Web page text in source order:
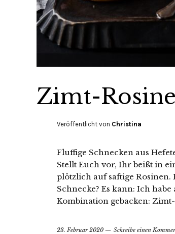
Zimt-
Veröffentlicht von Christina
Fluffige Schnecken aus
Stellt Euch vor, Ihr beißt in
plötzlich auf saftige
Schnecke? Es kann: Ich
Kombination gebacken:
23. Februar 2020
Schreibe einen